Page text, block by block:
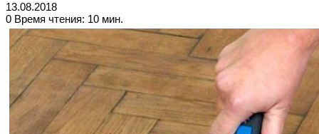
13.08.2018
0 Время чтения: 10 мин.